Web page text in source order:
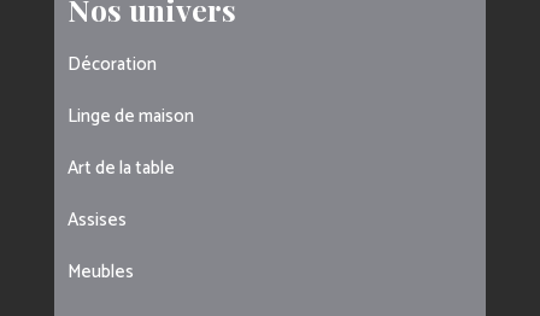
Nos univers
Décoration
Linge de maison
Art de la table
Assises
Meubles